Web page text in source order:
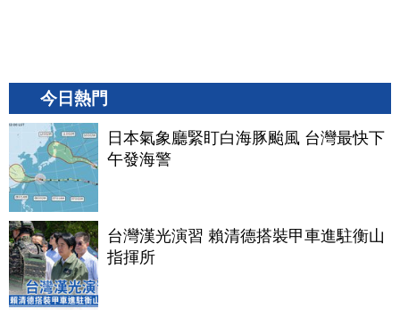
今日熱門
日本氣象廳緊盯白海豚颱風 台灣最快下
午發海警
台灣漢光演習 賴清德搭裝甲車進駐衡山
指揮所